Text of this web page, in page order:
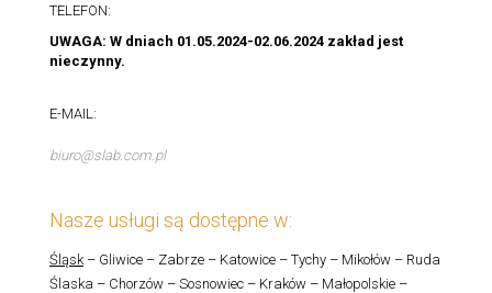
TELEFON:
UWAGA: W dniach 01.05.2024-02.06.2024 zakład jest
nieczynny.
E-MAIL:
biuro@slab.com.pl
Nasze usługi są dostępne w:
Śląsk – Gliwice – Zabrze – Katowice – Tychy – Mikołów – Ruda
Ślaska – Chorzów – Sosnowiec – Kraków – Małopolskie –